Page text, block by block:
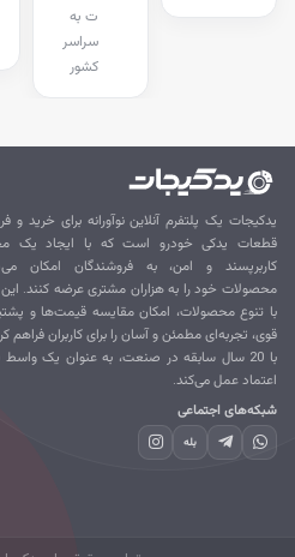
ت به
سراسر
کشور
یک پلتفرم آنلاین نوآورانه برای خرید و فروش
یدکی خودرو است که با ایجاد یک محیط
و امن، به فروشندگان امکان می‌دهد
خود را به هزاران مشتری عرضه کنند. این بازار
تنوع محصولات، امکان مقایسه قیمت‌ها و پشتیبانی
تجربه‌ای مطمئن و آسان را برای کاربران فراهم کرده و
با 20 سال سابقه در صنعت، به عنوان یک واسط قابل
عمل می‌کند.
اجتماعی
بله